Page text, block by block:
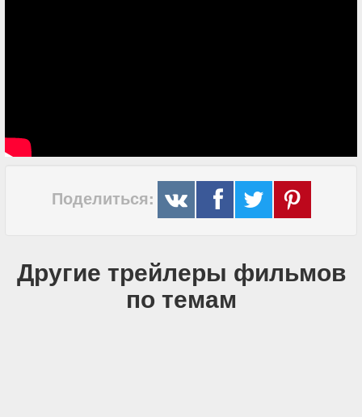
Поделиться:
Другие трейлеры фильмов
по темам